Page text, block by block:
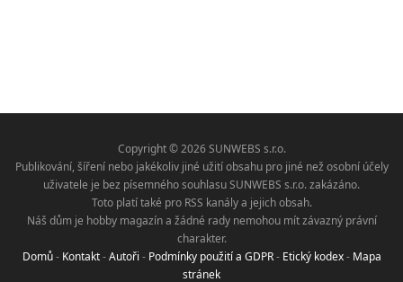
Copyright © 2026 SUNWEBS s.r.o.
Publikování, šíření nebo jakékoliv jiné užití obsahu pro jiné než osobní účely
uživatele je bez písemného souhlasu SUNWEBS s.r.o. zakázáno.
Toto platí také pro RSS kanály a jejich obsah.
Náš dům je hobby magazín a žádné rady nemohou mít závazný právní
charakter.
Domů- Kontakt-Autoři - Podmínky použití a GDPR- Etický kodex- Mapa
stránek